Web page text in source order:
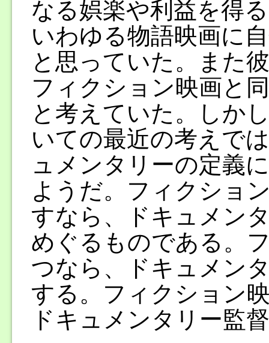
なる娯楽や利益を得
いわゆる物語映画に
と思っていた。また
フィクション映画と
と考えていた。しか
いての最近の考えで
ュメンタリーの定義
ようだ。フィクショ
すなら、ドキュメン
めぐるものである。
つなら、ドキュメン
する。フィクション
ドキュメンタリー監